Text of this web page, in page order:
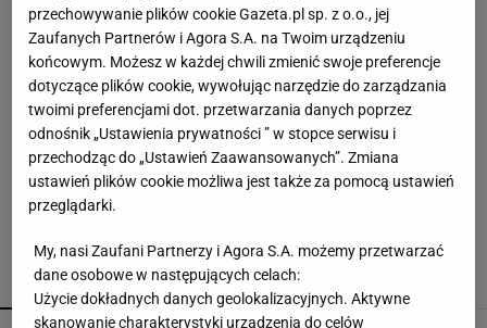
Wsyp do pralki zamiast płynu. Ręczniki
odzyskają miękkość
Coraz więcej osób wkłada folię pod telewizor.
Szczegół zmienia wszystko
POLECAMY WIĘCEJ TEMATÓW
przechowywanie plików cookie Gazeta.pl sp. z o.o., jej
Zaufanych Partnerów i Agora S.A. na Twoim urządzeniu
końcowym. Możesz w każdej chwili zmienić swoje preferencje
dotyczące plików cookie, wywołując narzędzie do zarządzania
twoimi preferencjami dot. przetwarzania danych poprzez
odnośnik „Ustawienia prywatności ” w stopce serwisu i
przechodząc do „Ustawień Zaawansowanych”. Zmiana
ustawień plików cookie możliwa jest także za pomocą ustawień
przeglądarki.
My, nasi Zaufani Partnerzy i Agora S.A. możemy przetwarzać
dane osobowe w następujących celach:
Użycie dokładnych danych geolokalizacyjnych. Aktywne
skanowanie charakterystyki urządzenia do celów